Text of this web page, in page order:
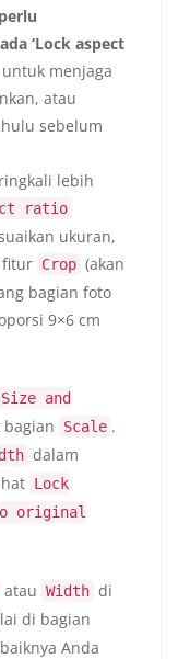
‘Lock aspect
menjaga
atau
sebelum
lebih
ratio
ukuran,
fitur Crop (akan
bagian foto
9×6 cm
Size and
Scale .
dalam
Lock
original
atau Width di
di bagian
Anda